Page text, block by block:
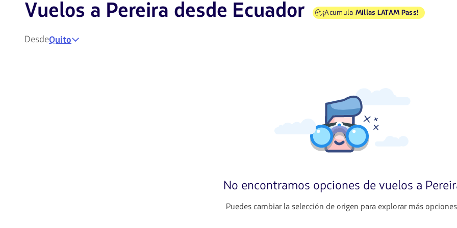
Vuelos a Pereira desde Ecuador ¡Acumula Millas LATAM Pass!
DesdeQuito
No encontramos opciones de vuelos a
Puedes cambiar la selección de origen para explorar más